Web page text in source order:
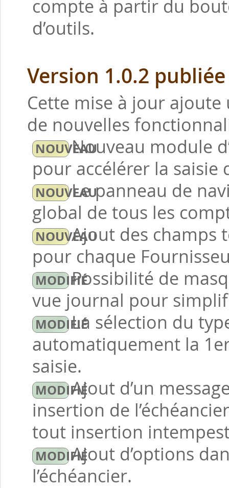
compte à partir du
d’outils.
Version 1.0.2
Cette mise à jour ajoute
de nouvelles
Nouveau module
pour accélérer la
Le panneau de
global de tous les
Ajout des champs
pour chaque
Possibilité de
vue journal pour
La sélection du
automatiquement la
saisie.
Ajout d’un
insertion de
tout insertion
Ajout d’options
l’échéancier.